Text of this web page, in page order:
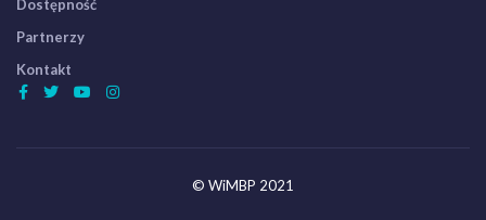
Dostępność
Partnerzy
Kontakt
© WiMBP 2021